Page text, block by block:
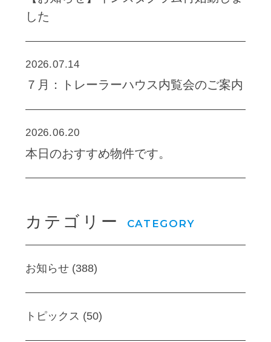
した
2026.07.14
７月：トレーラーハウス内覧会のご案内
2026.06.20
本日のおすすめ物件です。
カテゴリー CATEGORY
お知らせ (388)
トピックス (50)